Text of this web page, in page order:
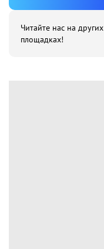
Читайте нас на других
площадках!